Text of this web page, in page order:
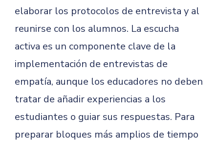
elaborar los protocolos de entrevista y al
reunirse con los alumnos. La escucha
activa es un componente clave de la
implementación de entrevistas de
empatía, aunque los educadores no deben
tratar de añadir experiencias a los
estudiantes o guiar sus respuestas. Para
preparar bloques más amplios de tiempo